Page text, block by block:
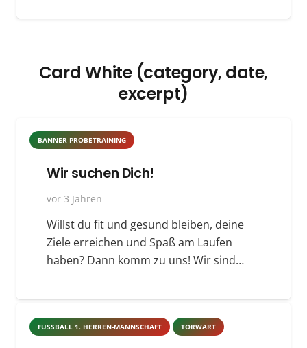
Card White (category, date,
excerpt)
BANNER PROBETRAINING
Wir suchen Dich!
vor 3 Jahren
Willst du fit und gesund bleiben, deine
Ziele erreichen und Spaß am Laufen
haben? Dann komm zu uns! Wir sind…
FUSSBALL 1. HERREN-MANNSCHAFT TORWART